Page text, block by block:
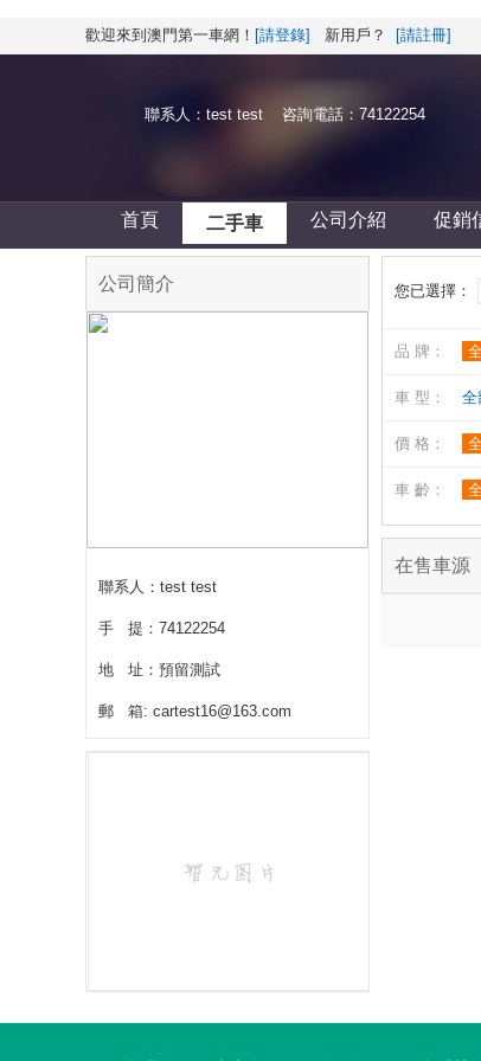
歡迎來到澳門第一車網！ [請登錄] 新用戶？ [請註冊]
聯系人：test test 咨詢電話：74122254
首頁 二手車 公司介紹 促銷
公司簡介
聯系人：test test
手 提：74122254
地 址：預留測試
郵 箱: cartest16@163.com
您已選擇：
品 牌：
車 型： 全
價 格：
車 齡：
在售車源